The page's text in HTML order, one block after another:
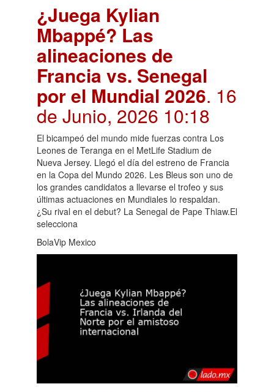
¿Juega Kylian
Mbappé? Las
alineaciones de
Francia vs. Senegal
por el Mundial 2026. 16
de Junio, 2026 10:18
El bicampeó del mundo mide fuerzas contra Los
Leones de Teranga en el MetLife Stadium de
Nueva Jersey. Llegó el día del estreno de Francia
en la Copa del Mundo 2026. Les Bleus son uno de
los grandes candidatos a llevarse el trofeo y sus
últimas actuaciones en Mundiales lo respaldan.
¿Su rival en el debut? La Senegal de Pape Thiaw.El
selecciona
BolaVip Mexico